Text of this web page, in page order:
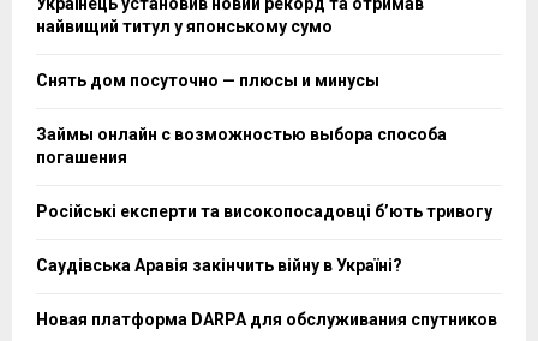
найвищий титул у японському сумо
Снять дом посуточно — плюсы и минусы
Займы онлайн с возможностью выбора способа
погашения
Російські експерти та високопосадовці бʼють тривогу
Саудівська Аравія закінчить війну в Україні?
Новая платформа DARPA для обслуживания спутников